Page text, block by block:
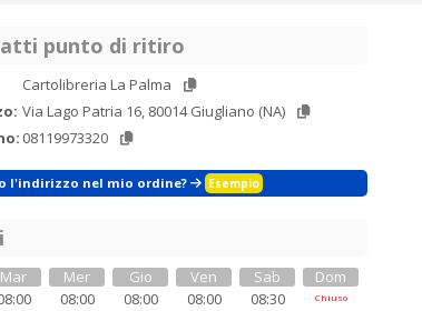
punto di ritiro
Cartolibreria La Palma
Via Lago Patria 16, 80014 Giugliano (NA)
08119973320
l'indirizzo nel mio ordine? Esempio
Mar
Mer
08:00
Gio
08:00
Ven
08:00
Sab
08:30
Dom
Chiuso